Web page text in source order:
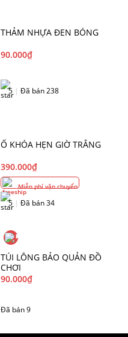
THẢM NHỰA ĐEN BÓNG
90.000₫
5 | Đã bán 238
Ổ KHÓA HẸN GIỜ TRẮNG
390.000₫
Miễn phí vận chuyển
5 | Đã bán 34
TÚI LÔNG BẢO QUẢN ĐỒ
CHƠI
90.000₫
Đã bán 9